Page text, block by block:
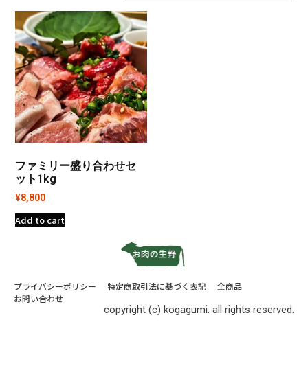
ファミリー盛り合わせセ
ット1kg
¥8,800
Add to cart
プライバシーポリシー 特定商取引法に基づく表記
全商品
お問い合わせ
copyright (c) kogagumi. all rights reserved.